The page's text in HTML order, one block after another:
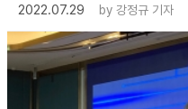
2022.07.29
by 강정규 기자